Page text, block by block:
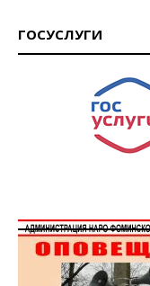
ГОСУСЛУГИ